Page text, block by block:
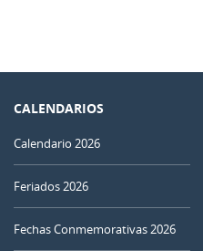
CALENDARIOS
Calendario 2026
Feriados 2026
Fechas Conmemorativas 2026